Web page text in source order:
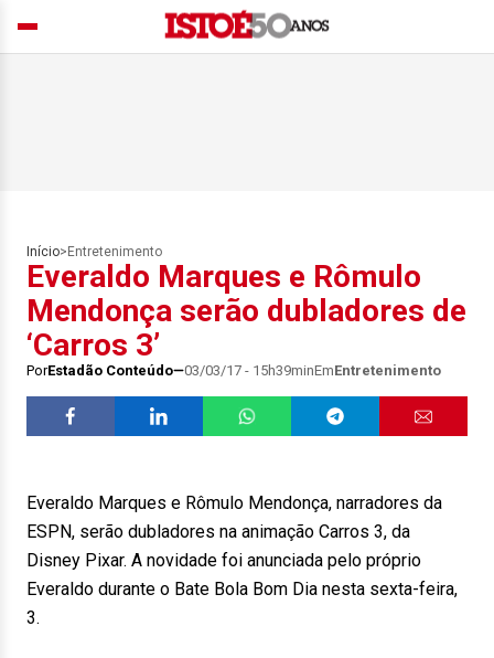
Início> Entretenimento
Everaldo Marques e Rômulo
Mendonça serão dubladores de
‘Carros 3’
PorEstadão Conteúdo 03/03/17 - 15h39minEmEntretenimento
Everaldo Marques e Rômulo Mendonça, narradores da
ESPN, serão dubladores na animação Carros 3, da
Disney Pixar. A novidade foi anunciada pelo próprio
Everaldo durante o Bate Bola Bom Dia nesta sexta-feira,
3.